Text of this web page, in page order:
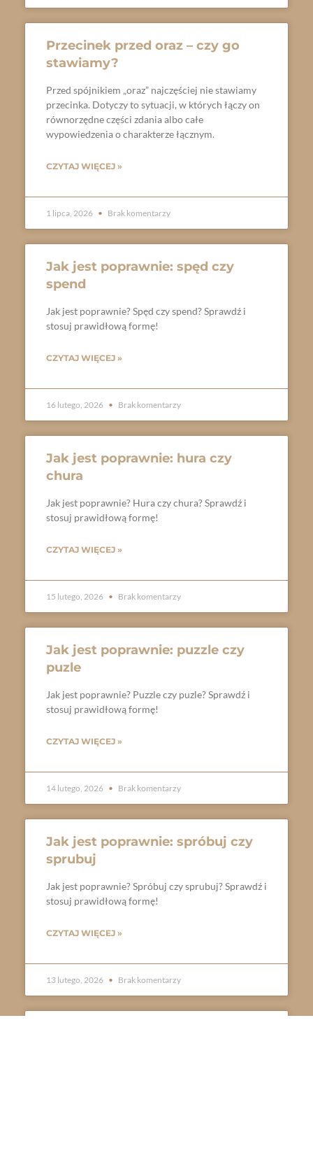
Przecinek przed oraz – czy go
stawiamy?
Przed spójnikiem „oraz” najczęściej nie stawiamy
przecinka. Dotyczy to sytuacji, w których łączy on
równorzędne części zdania albo całe
wypowiedzenia o charakterze łącznym.
CZYTAJ WIĘCEJ »
1 lipca, 2026 Brak komentarzy
Jak jest poprawnie: spęd czy
spend
Jak jest poprawnie? Spęd czy spend? Sprawdź i
stosuj prawidłową formę!
CZYTAJ WIĘCEJ »
16 lutego, 2026 Brak komentarzy
Jak jest poprawnie: hura czy
chura
Jak jest poprawnie? Hura czy chura? Sprawdź i
stosuj prawidłową formę!
CZYTAJ WIĘCEJ »
15 lutego, 2026 Brak komentarzy
Jak jest poprawnie: puzzle czy
puzle
Jak jest poprawnie? Puzzle czy puzle? Sprawdź i
stosuj prawidłową formę!
CZYTAJ WIĘCEJ »
14 lutego, 2026 Brak komentarzy
Jak jest poprawnie: spróbuj czy
sprubuj
Jak jest poprawnie? Spróbuj czy sprubuj? Sprawdź i
stosuj prawidłową formę!
CZYTAJ WIĘCEJ »
13 lutego, 2026 Brak komentarzy